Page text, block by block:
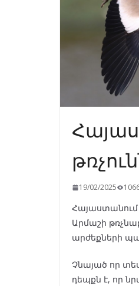
19/02/2025
Հայաստանում
Արմաշի
արժեքների
Չնայած որ
դեպքն է, որ